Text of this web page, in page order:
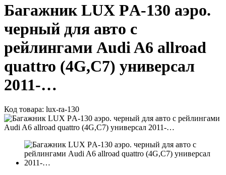
Багажник LUX РA-130 аэро.
черный для авто с
рейлингами Audi A6 allroad
quattro (4G,C7) универсал
2011-…
Код товара: lux-ra-130